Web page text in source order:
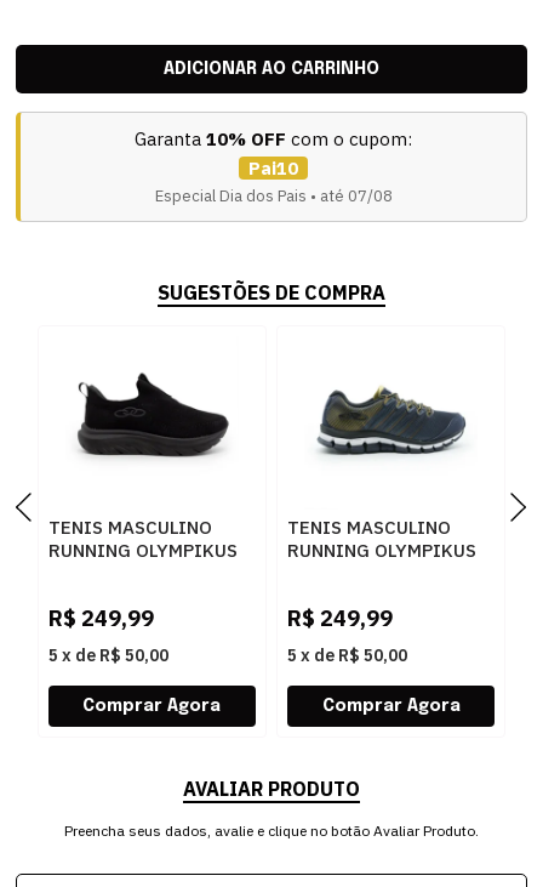
Garanta 10% OFF com o cupom:
Pai10
Especial Dia dos Pais • até 07/08
SUGESTÕES DE COMPRA
TENIS MASCULINO
RUNNING OLYMPIKUS
R$ 249,99
5 x de R$ 50,00
TENIS MASCULINO
RUNNING OLYMPIKUS
R$ 249,99
5 x de R$ 50,00
AVALIAR PRODUTO
Preencha seus dados, avalie e clique no botão Avaliar Produto.